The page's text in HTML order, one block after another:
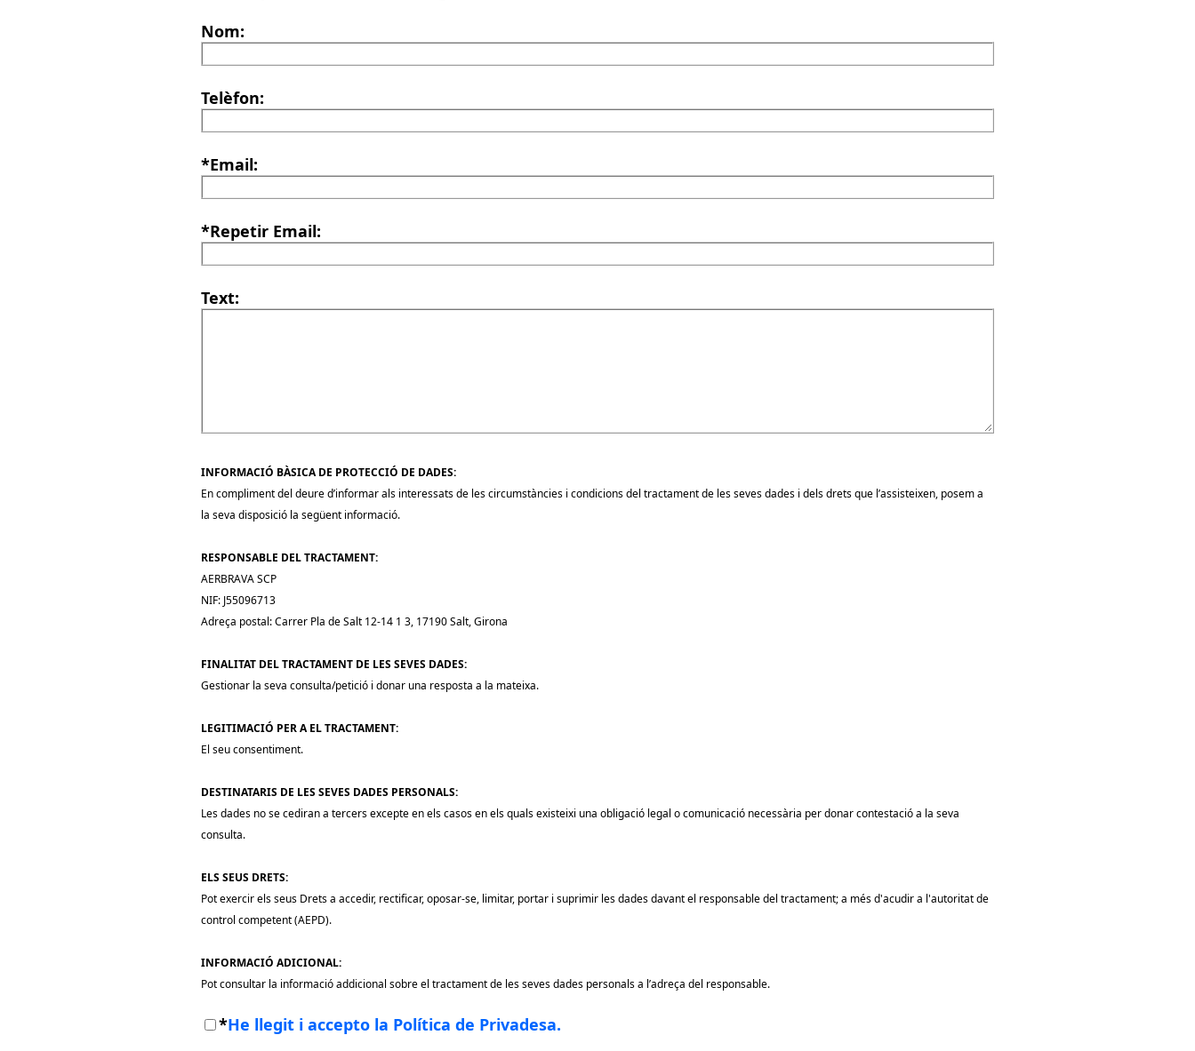
Nom:
Telèfon:
*Email:
*Repetir Email:
Text:
INFORMACIÓ BÀSICA DE PROTECCIÓ DE DADES:
En compliment del deure d’informar als interessats de les circumstàncies i condicions del tractament de les seves dades i dels drets que l’assisteixen, posem a
la seva disposició la següent informació.
RESPONSABLE DEL TRACTAMENT:
AERBRAVA SCP
NIF: J55096713
Adreça postal: Carrer Pla de Salt 12-14 1 3, 17190 Salt, Girona
FINALITAT DEL TRACTAMENT DE LES SEVES DADES:
Gestionar la seva consulta/petició i donar una resposta a la mateixa.
LEGITIMACIÓ PER A EL TRACTAMENT:
El seu consentiment.
DESTINATARIS DE LES SEVES DADES PERSONALS:
Les dades no se cediran a tercers excepte en els casos en els quals existeixi una obligació legal o comunicació necessària per donar contestació a la seva
consulta.
ELS SEUS DRETS:
Pot exercir els seus Drets a accedir, rectificar, oposar-se, limitar, portar i suprimir les dades davant el responsable del tractament; a més d'acudir a l'autoritat de
control competent (AEPD).
INFORMACIÓ ADICIONAL:
Pot consultar la informació addicional sobre el tractament de les seves dades personals a l’adreça del responsable.
*He llegit i accepto la Política de Privadesa.